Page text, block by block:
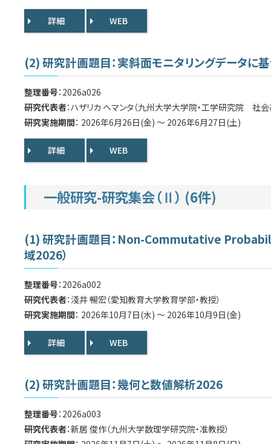
詳細 WEB
(2) 研究計画題目：実斜面モニタリングデータに
整理番号：2026a026
研究代表者：ハザリカ ヘマンタ（九州大学大学院・工学研究院 社会
研究実施期間： 2026年6月26日(金) ～ 2026年6月27日(土)
詳細 WEB
一般研究-研究集会（Ⅱ） (6件)
(1) 研究計画題目：Non-Commutative
域2026）
整理番号：2026a002
研究代表者：淺井 暢宏（愛知教育大学教育学部・教授）
研究実施期間： 2026年10月7日(水) ～ 2026年10月9日(金)
詳細 WEB
(2) 研究計画題目：幾何と数値解析2026
整理番号：2026a003
研究代表者：新居 俊作（九州大学数理学研究院・准教授）